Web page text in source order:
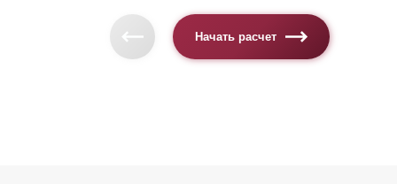
Начать расчет